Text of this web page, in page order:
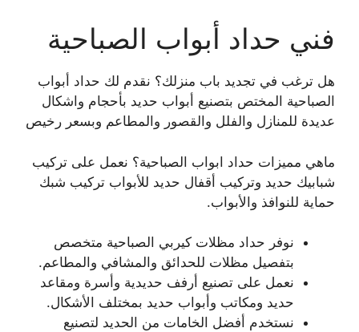
فني حداد أبواب الصباحية
هل ترغب في تجديد باب منزلك؟ نقدم لك حداد أبواب
الصباحية المختص بتصنيع أبواب حديد بأحجام واشكال
عديدة للمنازل والفلل والقصور والمطاعم وبسعر رخيص
ماهي مميزات حداد ابواب الصباحية؟ نعمل على تركيب
شبابيك حديد وتركيب أقفال حديد للأبواب تركيب شبك
حماية للنوافذ والأبواب.
نوفر حداد مظلات كيربي الصباحية متخصص
بتفصيل مظلات للحدائق والمشافي والمطاعم.
نعمل على تصنيع أرفف حديدية وأسرة ومقاعد
حديد ومكاتب وأبواب حديد بمختلف الأشكال.
نستخدم أفضل الخامات من الحديد لتصنيع